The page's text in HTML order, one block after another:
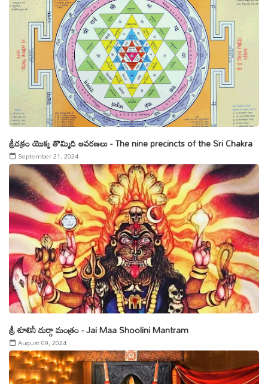
శ్రీచక్రం యొక్క తొమ్మిది ఆవరణలు - The nine precincts of the Sri Chakra
September 21, 2024
శ్రీ శూలినీ దుర్గా మంత్రం - Jai Maa Shoolini Mantram
August 09, 2024